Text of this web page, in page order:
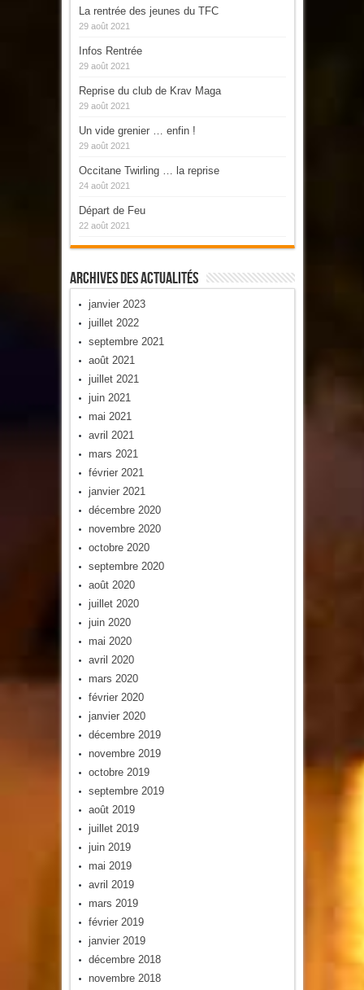
La rentrée des jeunes du TFC
29 août 2021
Infos Rentrée
29 août 2021
Reprise du club de Krav Maga
29 août 2021
Un vide grenier … enfin !
29 août 2021
Occitane Twirling … la reprise
24 août 2021
Départ de Feu
22 août 2021
Archives Des Actualités
janvier 2023
juillet 2022
septembre 2021
août 2021
juillet 2021
juin 2021
mai 2021
avril 2021
mars 2021
février 2021
janvier 2021
décembre 2020
novembre 2020
octobre 2020
septembre 2020
août 2020
juillet 2020
juin 2020
mai 2020
avril 2020
mars 2020
février 2020
janvier 2020
décembre 2019
novembre 2019
octobre 2019
septembre 2019
août 2019
juillet 2019
juin 2019
mai 2019
avril 2019
mars 2019
février 2019
janvier 2019
décembre 2018
novembre 2018